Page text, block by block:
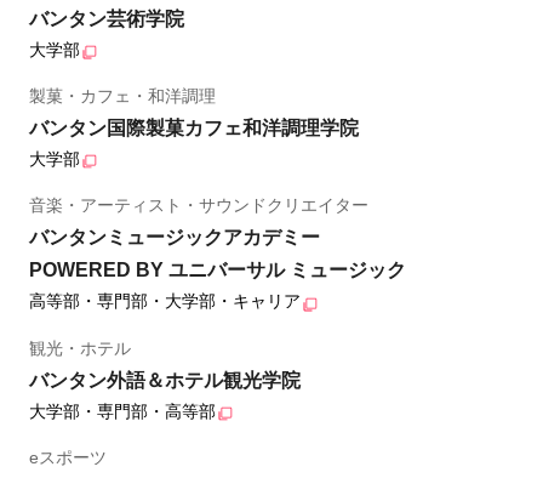
バンタン芸術学院
大学部
製菓・カフェ・和洋調理
バンタン国際製菓カフェ和洋調理学院
大学部
音楽・アーティスト・サウンドクリエイター
バンタンミュージックアカデミー
POWERED BY ユニバーサル ミュージック
高等部・専門部・大学部・キャリア
観光・ホテル
バンタン外語＆ホテル観光学院
大学部・専門部・高等部
eスポーツ